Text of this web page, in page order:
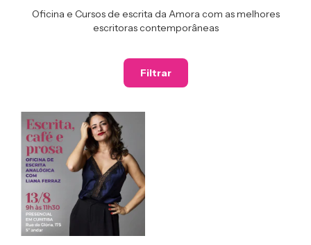
Oficina e Cursos de escrita da Amora com as melhores
escritoras contemporâneas
Filtrar